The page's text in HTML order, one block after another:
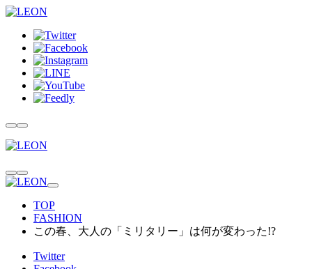
TOP
FASHION
この春、大人の「ミリタリー」は何が変わった!?
Twitter